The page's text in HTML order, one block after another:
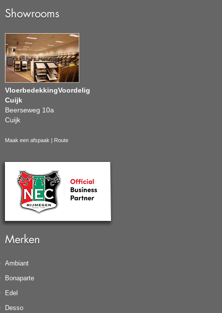
Showrooms
VloerbedekkingVoordelig
Cuijk
Beerseweg 10a
Cuijk
Maak een afspaak | Route
Merken
Ambiant
Bonaparte
Edel
Desso